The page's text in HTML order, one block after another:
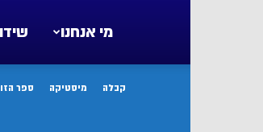
מי אנחנו
קבלה מיסטיקה ספר